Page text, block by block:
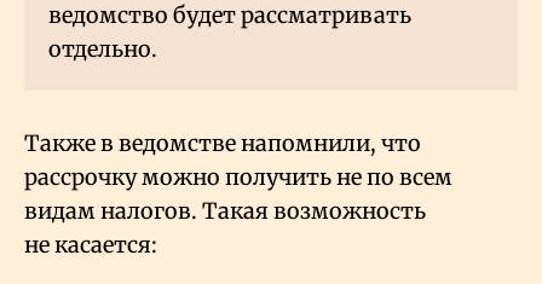
ведомство будет рассматривать
отдельно.
Также в ведомстве напомнили, что
рассрочку можно получить не по всем
видам налогов. Такая возможность
не касается: